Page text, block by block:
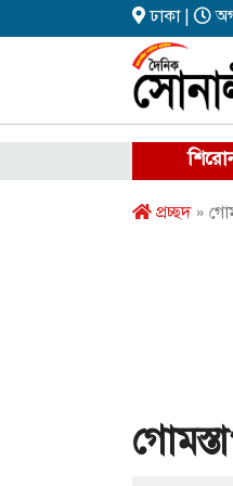
ঢাকা |
প্রচ্ছদ»